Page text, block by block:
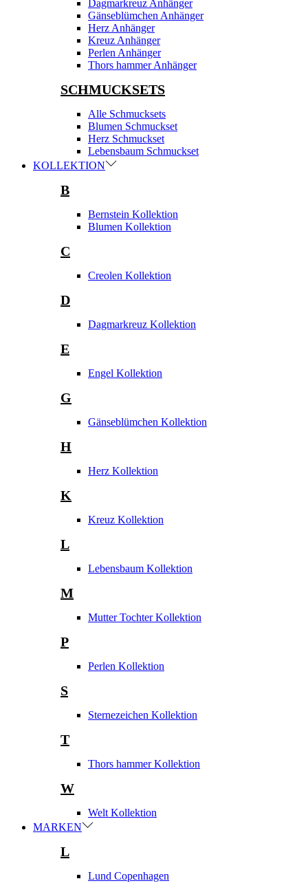
Dagmarkreuz Anhänger
Gänseblümchen Anhänger
Herz Anhänger
Kreuz Anhänger
Perlen Anhänger
Thors hammer Anhänger
SCHMUCKSETS
Alle Schmucksets
Blumen Schmuckset
Herz Schmuckset
Lebensbaum Schmuckset
KOLLEKTION
B
Bernstein Kollektion
Blumen Kollektion
C
Creolen Kollektion
D
Dagmarkreuz Kollektion
E
Engel Kollektion
G
Gänseblümchen Kollektion
H
Herz Kollektion
K
Kreuz Kollektion
L
Lebensbaum Kollektion
M
Mutter Tochter Kollektion
P
Perlen Kollektion
S
Sternezeichen Kollektion
T
Thors hammer Kollektion
W
Welt Kollektion
MARKEN
L
Lund Copenhagen